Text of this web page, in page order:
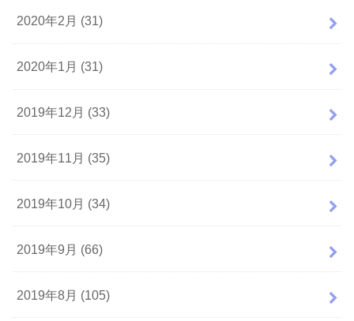
2020年2月 (31)
2020年1月 (31)
2019年12月 (33)
2019年11月 (35)
2019年10月 (34)
2019年9月 (66)
2019年8月 (105)